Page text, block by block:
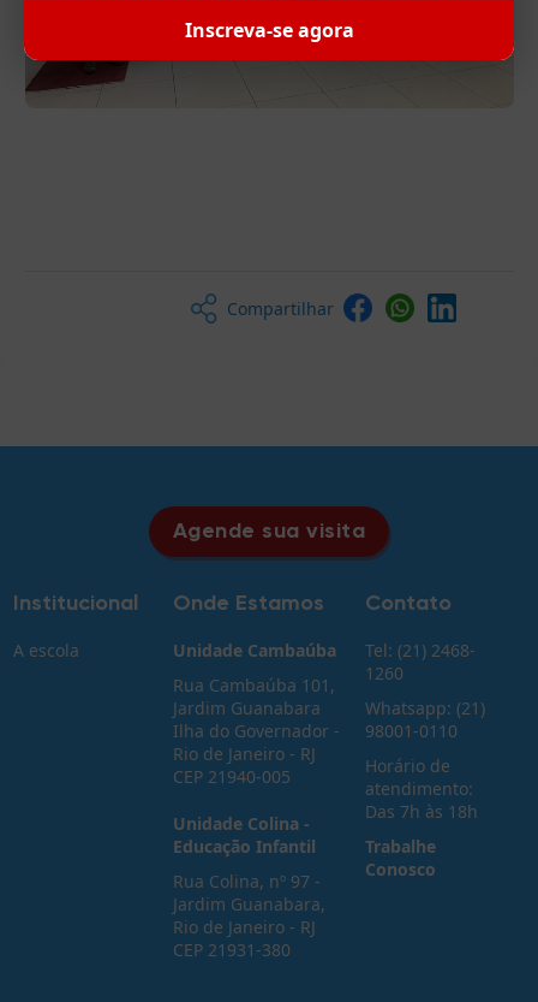
Compartilhar
Institucional
A escola
Onde Estamos
Unidade Cambaúba
Rua Cambaúba 101,
Jardim Guanabara
Ilha do Governador -
Rio de Janeiro - RJ
CEP 21940-005
Unidade Colina -
Educação Infantil
Rua Colina, nº 97 -
Jardim Guanabara,
Rio de Janeiro - RJ
CEP 21931-380
Contato
Tel: (21) 2468-
1260
Whatsapp: (21)
98001-0110
Horário de
atendimento:
Das 7h às 18h
Trabalhe
Conosco
Agende sua visita
Inscreva-se agora